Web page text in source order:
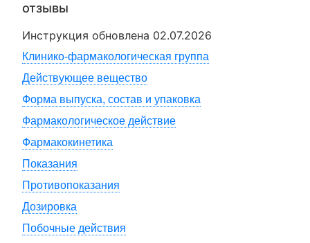
отзывы
Инструкция обновлена 02.07.2026
Клинико-фармакологическая группа
Действующее вещество
Форма выпуска, состав и упаковка
Фармакологическое действие
Фармакокинетика
Показания
Противопоказания
Дозировка
Побочные действия